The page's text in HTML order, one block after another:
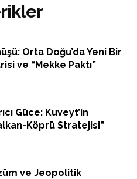
Orta Doğu’da Yeni Bir
ve “Mekke Paktı”
Güce: Kuveyt’in
Köprü Stratejisi”
ve Jeopolitik